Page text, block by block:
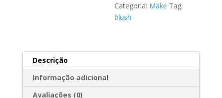
Categoria: Make Tag:
blush
Descrição
Informação adicional
Avaliações (0)